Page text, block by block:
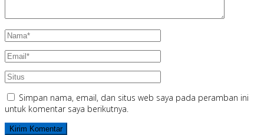
Simpan nama, email, dan situs web saya pada peramban ini
untuk komentar saya berikutnya.